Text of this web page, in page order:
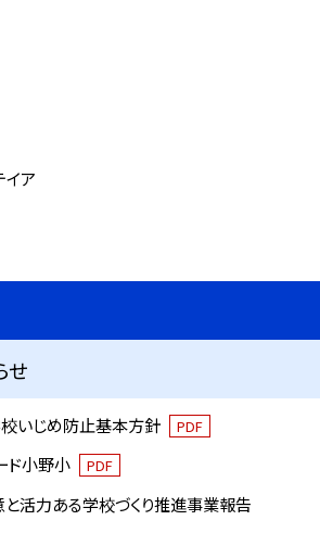
イア
せ
いじめ防止基本方針 PDF
ド小野小 PDF
活力ある学校づくり推進事業報告